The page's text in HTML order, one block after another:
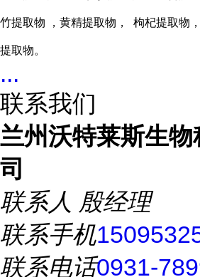
竹提取物 ，黄精提取物， 枸杞提取物
提取物。
...
联系我们
兰州沃特莱斯生
司
联系人 殷经理
联系手机
联系电话0931-